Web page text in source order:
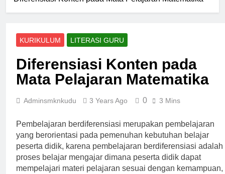
KURIKULUM LITERASI GURU
Diferensiasi Konten pada
Mata Pelajaran Matematika
Adminsmknkudu 3 Years Ago 0 3 Mins
Pembelajaran berdiferensiasi merupakan pembelajaran
yang berorientasi pada pemenuhan kebutuhan belajar
peserta didik, karena pembelajaran berdiferensiasi adalah
proses belajar mengajar dimana peserta didik dapat
mempelajari materi pelajaran sesuai dengan kemampuan,